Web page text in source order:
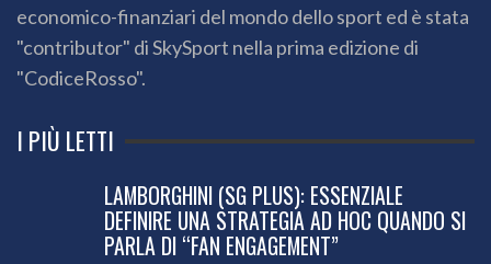
economico-finanziari del mondo dello sport ed è stata
"contributor" di SkySport nella prima edizione di
"CodiceRosso".
I PIÙ LETTI
LAMBORGHINI (SG PLUS): ESSENZIALE
DEFINIRE UNA STRATEGIA AD HOC QUANDO SI
PARLA DI “FAN ENGAGEMENT”